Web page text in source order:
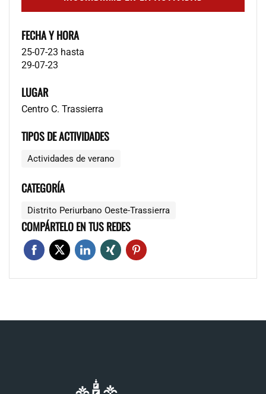
FECHA Y HORA
25-07-23 hasta
29-07-23
LUGAR
Centro C. Trassierra
TIPOS DE ACTIVIDADES
Actividades de verano
CATEGORÍA
Distrito Periurbano Oeste-Trassierra
COMPÁRTELO EN TUS REDES